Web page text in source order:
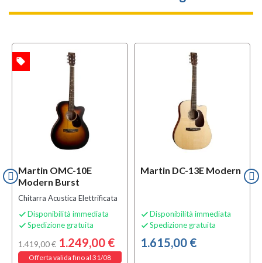
Martin OMC-10E
Modern Burst
Chitarra Acustica Elettrificata
 Disponibilità immediata
 Spedizione gratuita
1.419,00 € 1.249,00 €
Offerta valida fino al 31/08
local_offer
Martin DC-13E Modern
 Disponibilità immediata
 Spedizione gratuita
1.615,00 €